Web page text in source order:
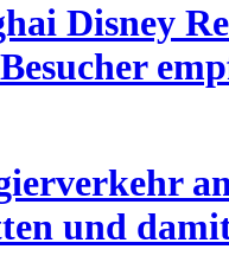
Disney
und